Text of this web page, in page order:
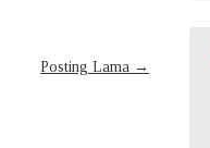
Posting Lama →